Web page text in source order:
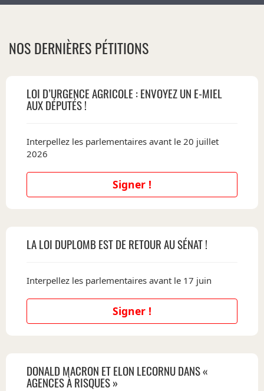
NOS DERNIÈRES PÉTITIONS
LOI D’URGENCE AGRICOLE : ENVOYEZ UN E-MIEL
AUX DÉPUTÉS !
Interpellez les parlementaires avant le 20 juillet
2026
Signer !
LA LOI DUPLOMB EST DE RETOUR AU SÉNAT !
Interpellez les parlementaires avant le 17 juin
Signer !
DONALD MACRON ET ELON LECORNU DANS «
AGENCES À RISQUES »